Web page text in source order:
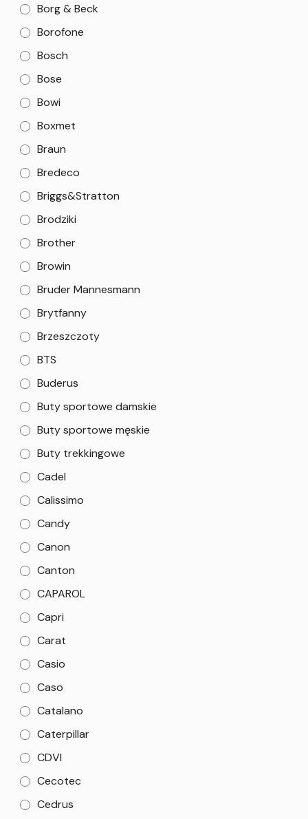
Borg & Beck
Borofone
Bosch
Bose
Bowi
Boxmet
Braun
Bredeco
Briggs&Stratton
Brodziki
Brother
Browin
Bruder Mannesmann
Brytfanny
Brzeszczoty
BTS
Buderus
Buty sportowe damskie
Buty sportowe męskie
Buty trekkingowe
Cadel
Calissimo
Candy
Canon
Canton
CAPAROL
Capri
Carat
Casio
Caso
Catalano
Caterpillar
CDVI
Cecotec
Cedrus